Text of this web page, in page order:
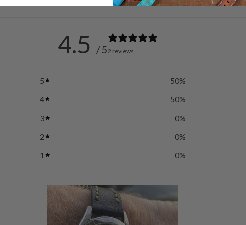
4.5 / 52 reviews
5 50%
4
50%
3
0%
2
0%
1
0%